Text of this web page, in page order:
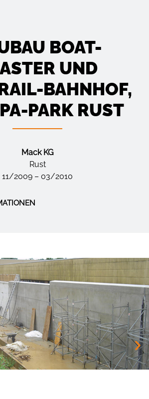
BOAT-
UND
BAHNHOF,
PARK RUST
Mack KG
Rust
11/2009 – 03/2010